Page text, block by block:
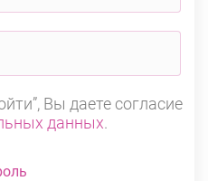
Вы даете согласие
данных.